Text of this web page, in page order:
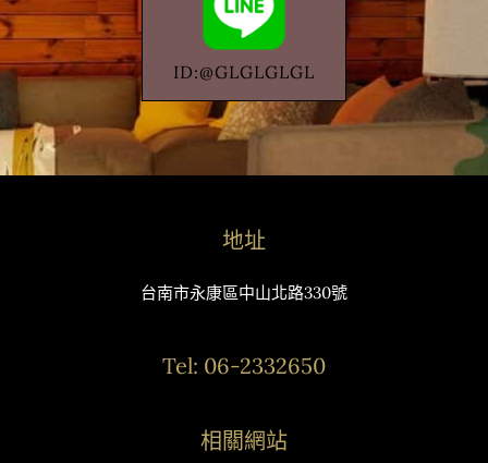
ID:@GLGLGLGL
地址
台南市永康區中山北路330號
Tel: 06-2332650
相關網站